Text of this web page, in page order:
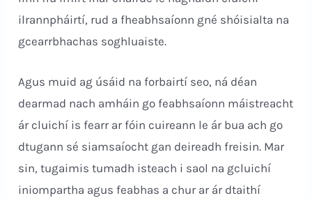
ilrannpháirtí, rud a fheabhsaíonn gné shóisialta na
gcearrbhachas soghluaiste.
Agus muid ag úsáid na forbairtí seo, ná déan
dearmad nach amháin go feabhsaíonn máistreacht
ár cluichí is fearr ar fóin cuireann le ár bua ach go
dtugann sé siamsaíocht gan deireadh freisin. Mar
sin, tugaimis tumadh isteach i saol na gcluichí
iniompartha agus feabhas a chur ar ár dtaithí